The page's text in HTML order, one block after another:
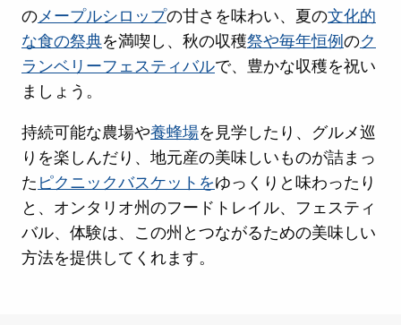
のメープルシロップの甘さを味わい、夏の文化的
な食の祭典を満喫し、秋の収穫祭や毎年恒例のク
ランベリーフェスティバルで、豊かな収穫を祝い
ましょう。
持続可能な農場や養蜂場を見学したり、グルメ巡
りを楽しんだり、地元産の美味しいものが詰まっ
た ピクニックバスケットをゆっくりと味わったり
と、オンタリオ州のフードトレイル、フェスティ
バル、体験は、この州とつながるための美味しい
方法を提供してくれます。